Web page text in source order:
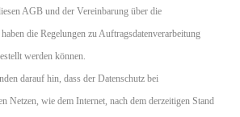
AGB und der Vereinbarung über die
die Regelungen zu Auftragsdatenverarbeitung
werden können.
darauf hin, dass der Datenschutz bei
Netzen, wie dem Internet, nach dem derzeitigen Stand